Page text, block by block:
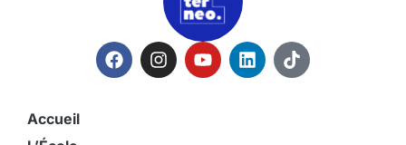
Accueil